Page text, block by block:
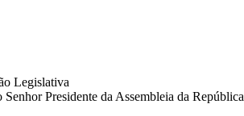
Legislativa
Presidente da Assembleia da República